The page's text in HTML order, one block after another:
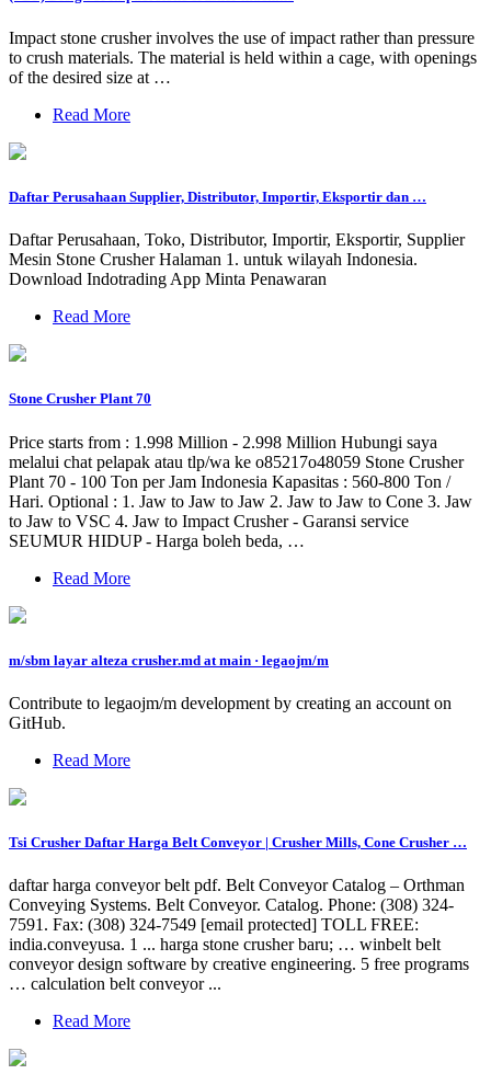
Impact stone crusher involves the use of impact rather than pressure
to crush materials. The material is held within a cage, with openings
of the desired size at …
Read More
Daftar Perusahaan Supplier, Distributor, Importir, Eksportir dan …
Daftar Perusahaan, Toko, Distributor, Importir, Eksportir, Supplier
Mesin Stone Crusher Halaman 1. untuk wilayah Indonesia.
Download Indotrading App Minta Penawaran
Read More
Stone Crusher Plant 70
Price starts from : 1.998 Million - 2.998 Million Hubungi saya
melalui chat pelapak atau tlp/wa ke o85217o48059 Stone Crusher
Plant 70 - 100 Ton per Jam Indonesia Kapasitas : 560-800 Ton /
Hari. Optional : 1. Jaw to Jaw to Jaw 2. Jaw to Jaw to Cone 3. Jaw
to Jaw to VSC 4. Jaw to Impact Crusher - Garansi service
SEUMUR HIDUP - Harga boleh beda, …
Read More
m/sbm layar alteza crusher.md at main · legaojm/m
Contribute to legaojm/m development by creating an account on
GitHub.
Read More
Tsi Crusher Daftar Harga Belt Conveyor | Crusher Mills, Cone Crusher …
daftar harga conveyor belt pdf. Belt Conveyor Catalog – Orthman
Conveying Systems. Belt Conveyor. Catalog. Phone: (308) 324-
7591. Fax: (308) 324-7549 [email protected] TOLL FREE:
india.conveyusa. 1 ... harga stone crusher baru; … winbelt belt
conveyor design software by creative engineering. 5 free programs
… calculation belt conveyor ...
Read More